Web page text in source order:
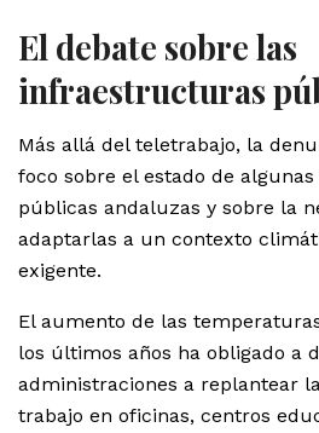
El debate sobre las
infraestructuras
Más allá del teletrabajo, la
foco sobre el estado de
públicas andaluzas y sobre la
adaptarlas a un contexto
exigente.
El aumento de las
los últimos años ha obligado a
administraciones a replantear
trabajo en oficinas, centros